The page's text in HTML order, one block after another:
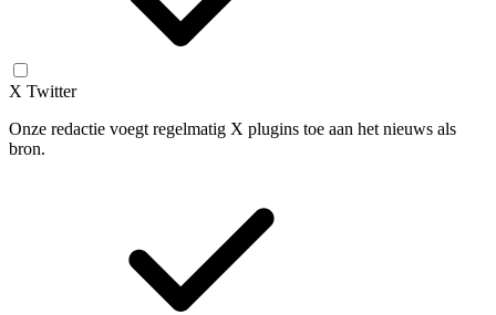
X Twitter
Onze redactie voegt regelmatig X plugins toe aan het nieuws als
bron.